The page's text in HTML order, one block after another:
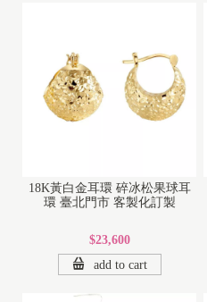
18K黃白金耳環 碎冰松果球耳
環 臺北門市 客製化訂製
$23,600
add to cart